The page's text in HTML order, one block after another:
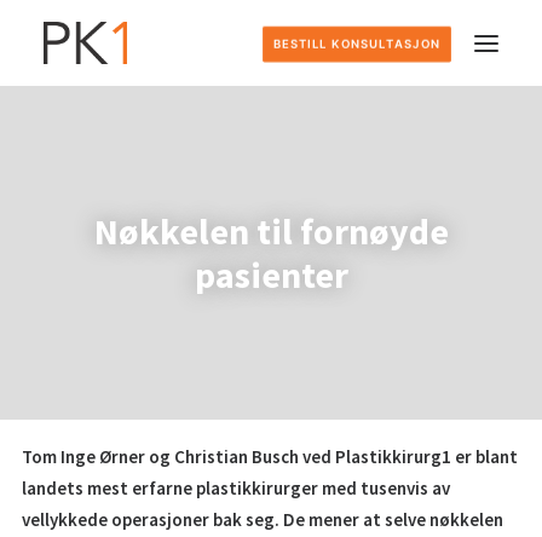
BESTILL KONSULTASJON
DETTE GJØR VI
OM OSS
KONTAKT
Nøkkelen til fornøyde
pasienter
Tom Inge Ørner og Christian Busch ved Plastikkirurg1 er blant
landets mest erfarne plastikkirurger med tusenvis av
vellykkede operasjoner bak seg. De mener at selve nøkkelen